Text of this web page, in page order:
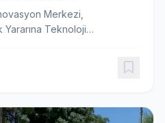
Merkezi,
Yararına Teknoloji
üç eğitim kademesinde